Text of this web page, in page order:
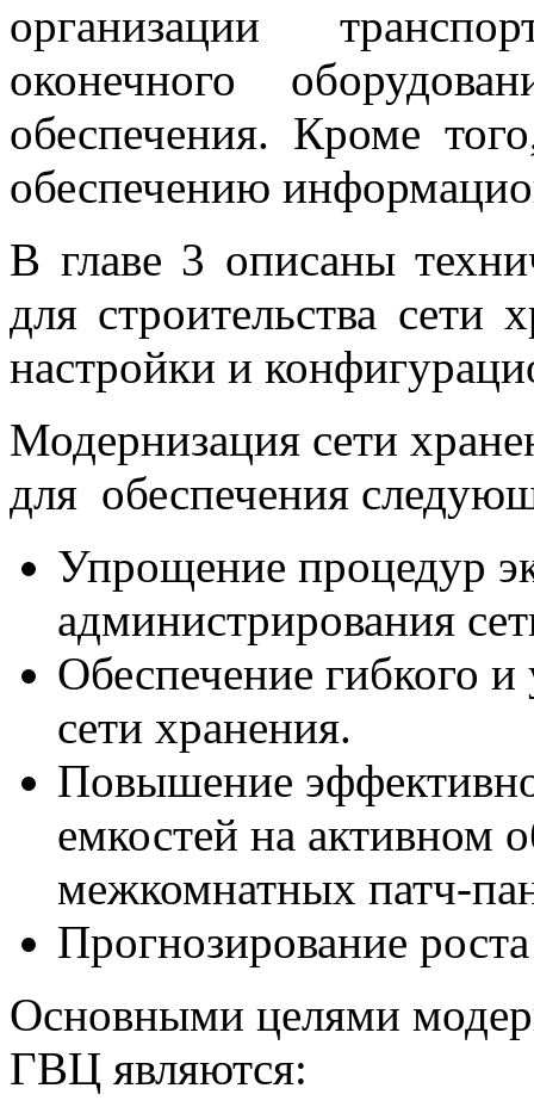
организации
оконечного
обеспечения. Кроме
обеспечению
В главе 3 описаны
для строительства
настройки и
Модернизация сети
для обеспечения
Упрощение процедур
администрирования
Обеспечение гибкого
сети хранения.
Повышение
емкостей на активном
межкомнатных патч-
Прогнозирование
Основными целями
ГВЦ являются: